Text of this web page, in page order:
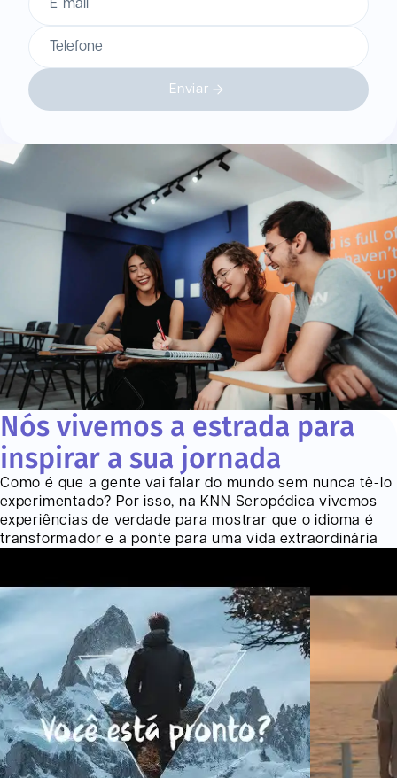
E-mail
Telefone
Enviar
Nós vivemos a estrada para
inspirar a sua jornada
Como é que a gente vai falar do mundo sem nunca tê-lo
experimentado? Por isso, na KNN Seropédica vivemos
experiências de verdade para mostrar que o idioma é
transformador e a ponte para uma vida extraordinária